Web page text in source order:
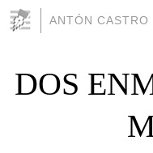
ANTÓN CASTRO
DOS